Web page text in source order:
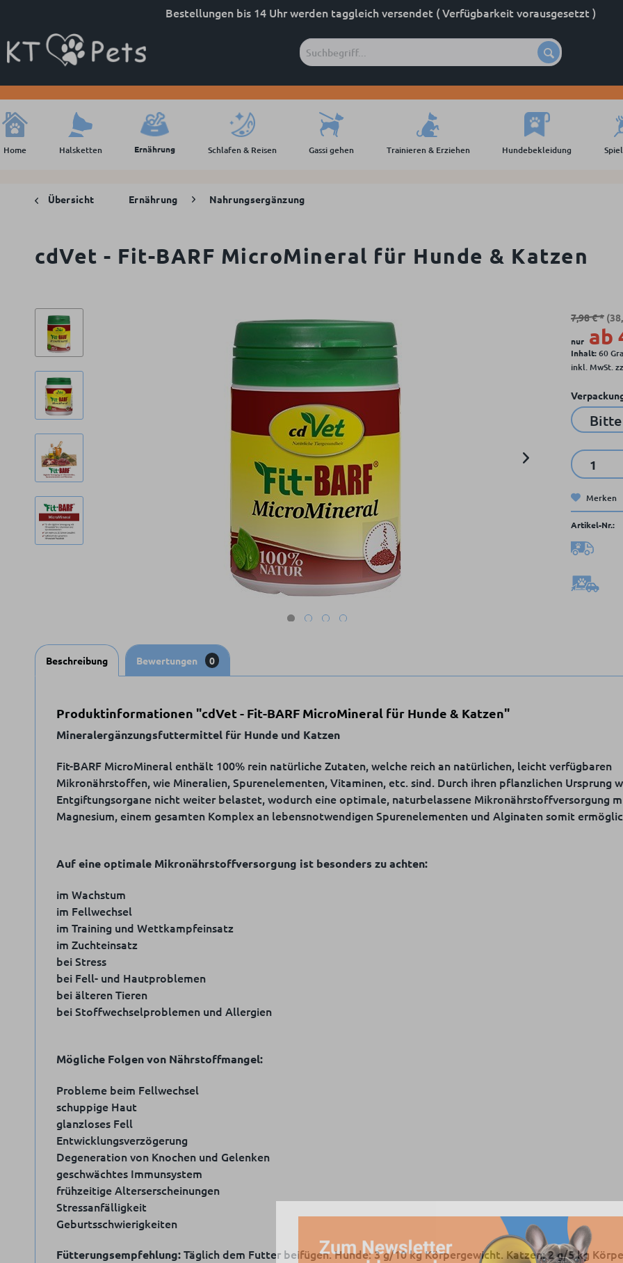
Bestellungen bis 14 Uhr werden taggleich versendet ( Verfügbarkeit vorausgesetzt )
Home Halsketten Ernährung Schlafen & Reisen Gassi gehen Trainieren & Erziehen Hundebekleidung
Übersicht Ernährung Nahrungsergänzung
cdVet - Fit-BARF MicroMineral für Hunde & Katzen
7,98 € *
nur ab
Inhalt:60
inkl. MwSt.
Merken
Artikel-Nr.:
Beschreibung Bewertungen 0
Produktinformationen "cdVet - Fit-BARF MicroMineral für Hunde & Katzen"
Mineralergänzungsfuttermittel für Hunde und Katzen
Fit-BARF MicroMineral enthält 100% rein natürliche Zutaten, welche reich an natürlichen, leicht verfügbaren
Mikronährstoffen, wie Mineralien, Spurenelementen, Vitaminen, etc. sind. Durch ihren pflanzlichen Ursprung
Entgiftungsorgane nicht weiter belastet, wodurch eine optimale, naturbelassene Mikronährstoffversorgung
Magnesium, einem gesamten Komplex an lebensnotwendigen Spurenelementen und Alginaten somit
Auf eine optimale Mikronährstoffversorgung ist besonders zu achten:
im Wachstum
im Fellwechsel
im Training und Wettkampfeinsatz
im Zuchteinsatz
bei Stress
bei Fell- und Hautproblemen
bei älteren Tieren
bei Stoffwechselproblemen und Allergien
Mögliche Folgen von Nährstoffmangel:
Probleme beim Fellwechsel
schuppige Haut
glanzloses Fell
Entwicklungsverzögerung
Degeneration von Knochen und Gelenken
geschwächtes Immunsystem
frühzeitige Alterserscheinungen
Stressanfälligkeit
Geburtsschwierigkeiten
Fütterungsempfehlung:Täglich dem Futter beifügen. Hunde: 3 g/10 kg Körpergewicht. Katzen: 2 g/5 kg